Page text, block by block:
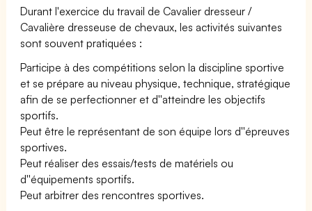
Durant l'exercice du travail de Cavalier dresseur /
Cavalière dresseuse de chevaux, les activités suivantes
sont souvent pratiquées :
Participe à des compétitions selon la discipline sportive
et se prépare au niveau physique, technique, stratégique
afin de se perfectionner et d''atteindre les objectifs
sportifs.
Peut être le représentant de son équipe lors d''épreuves
sportives.
Peut réaliser des essais/tests de matériels ou
d''équipements sportifs.
Peut arbitrer des rencontres sportives.